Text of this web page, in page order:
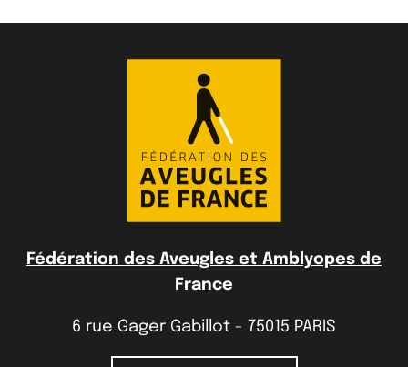
Fédération des Aveugles et Amblyopes de
France
6 rue Gager Gabillot - 75015 PARIS